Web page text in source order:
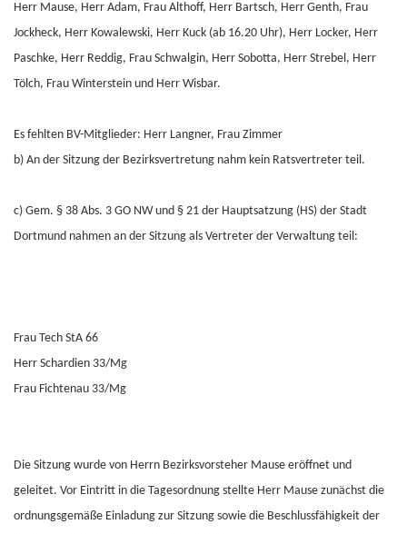
Herr Mause, Herr Adam, Frau Althoff, Herr Bartsch, Herr Genth, Frau
Jockheck, Herr Kowalewski, Herr Kuck (ab 16.20 Uhr), Herr Locker, Herr
Paschke, Herr Reddig, Frau Schwalgin, Herr Sobotta, Herr Strebel, Herr
Tölch, Frau Winterstein und Herr Wisbar.
Es fehlten BV-Mitglieder: Herr Langner, Frau Zimmer
b) An der Sitzung der Bezirksvertretung nahm kein Ratsvertreter teil.
c) Gem. § 38 Abs. 3 GO NW und § 21 der Hauptsatzung (HS) der Stadt
Dortmund nahmen an der Sitzung als Vertreter der Verwaltung teil:
Frau Tech StA 66
Herr Schardien 33/Mg
Frau Fichtenau 33/Mg
Die Sitzung wurde von Herrn Bezirksvorsteher Mause eröffnet und
geleitet. Vor Eintritt in die Tagesordnung stellte Herr Mause zunächst die
ordnungsgemäße Einladung zur Sitzung sowie die Beschlussfähigkeit der